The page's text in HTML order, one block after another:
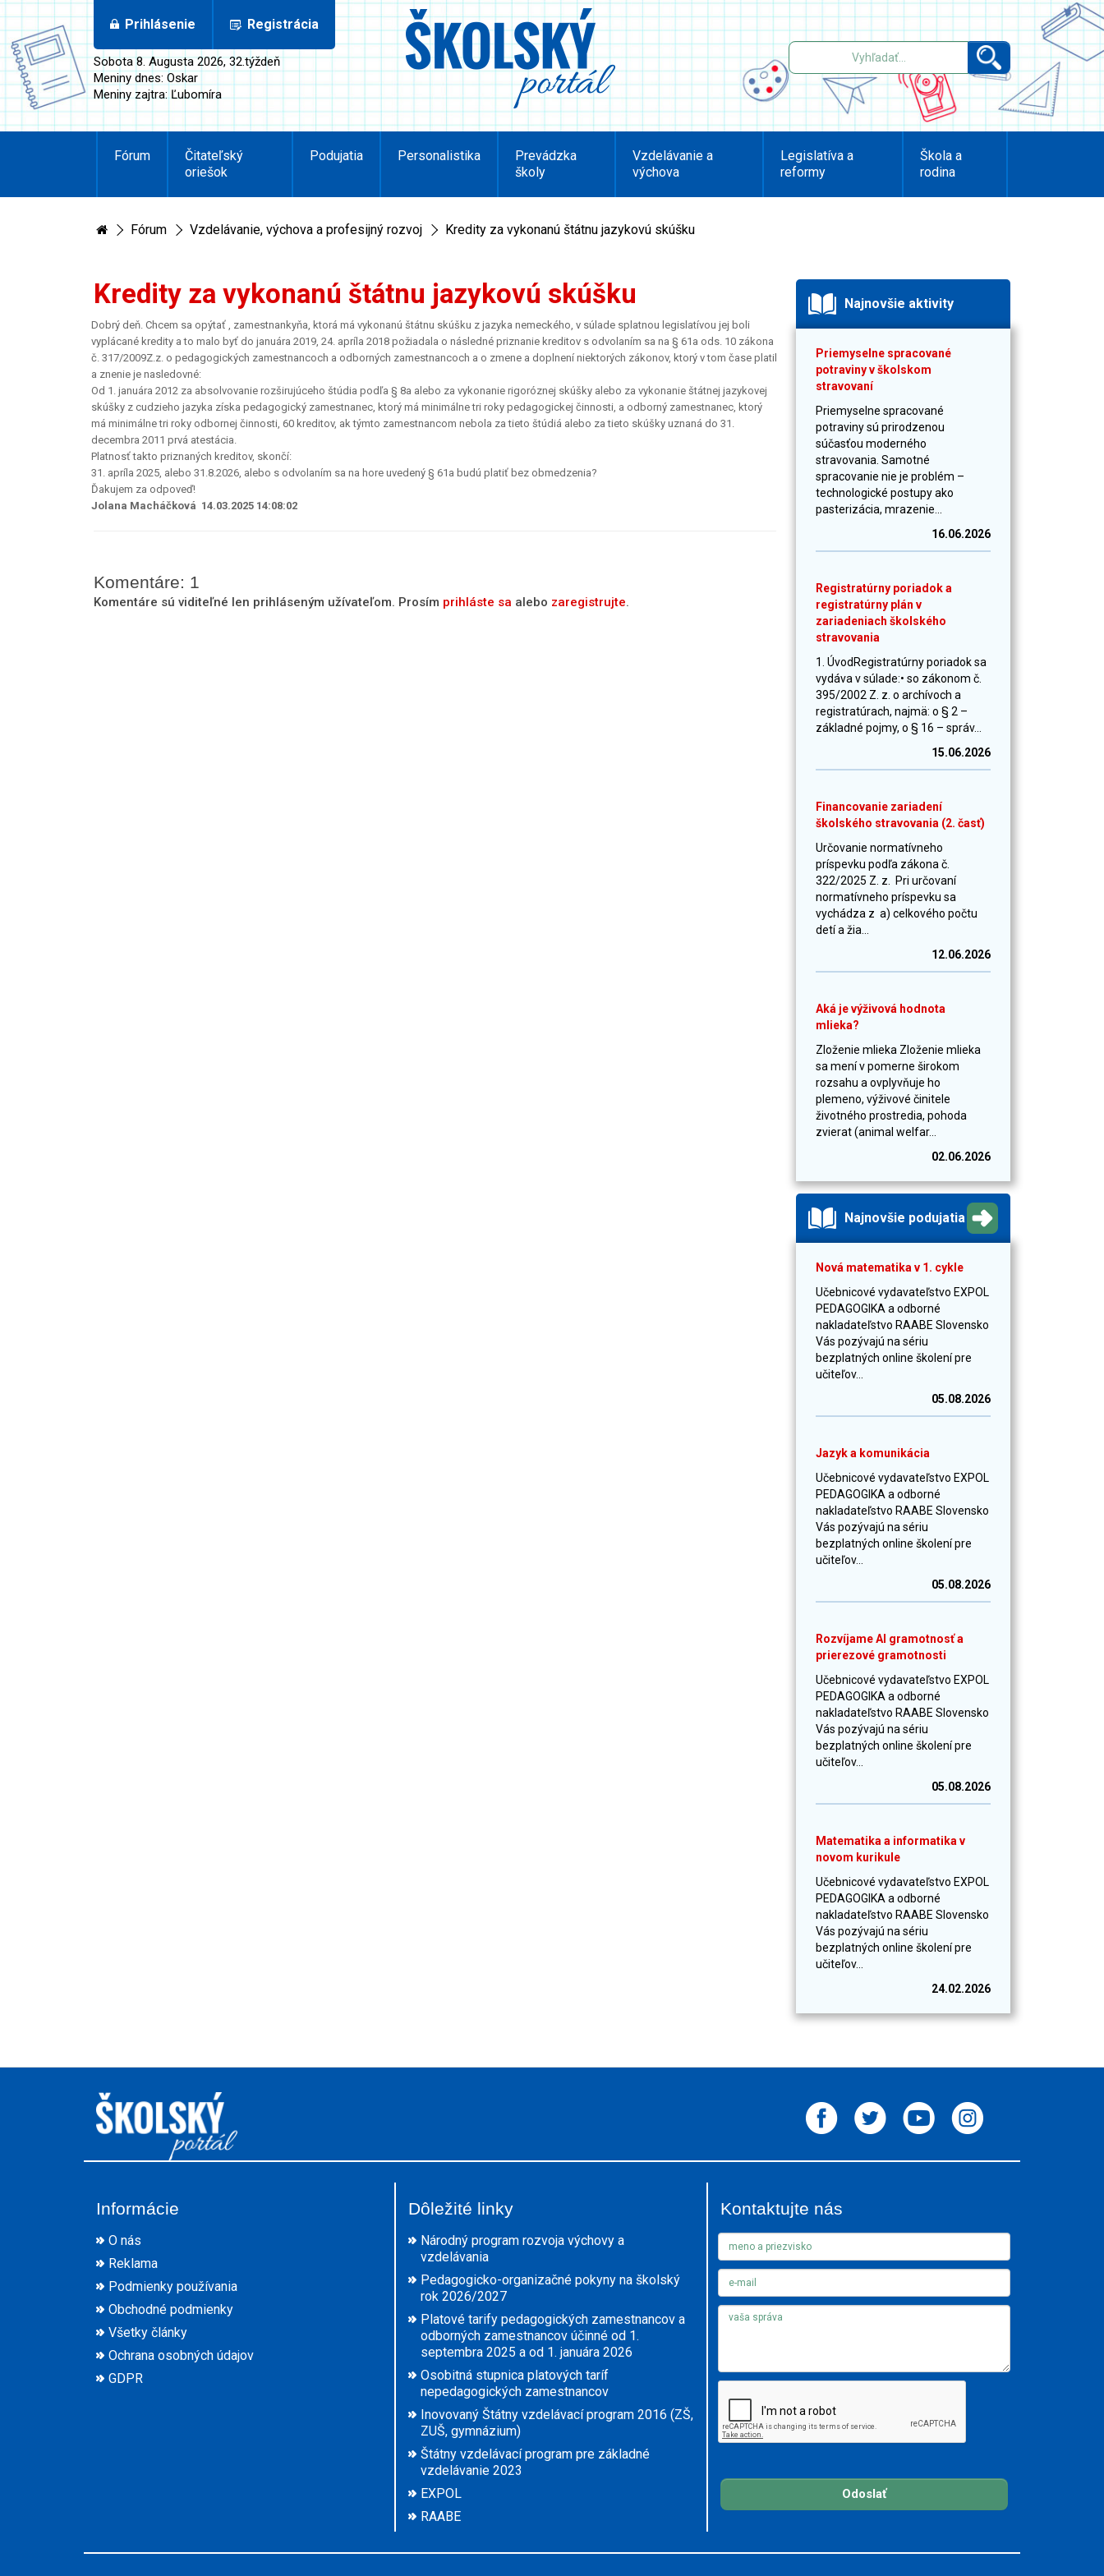
Prihlásenie Registrácia
Sobota 8. Augusta 2026, 32.týždeň
Meniny dnes: Oskar
Meniny zajtra: Ľubomíra
Fórum
Čitateľský
oriešok
Podujatia Personalistika
Prevádzka
školy
Vzdelávanie a
výchova
Legislatíva a
reformy
Škola a
rodina
Fórum Vzdelávanie, výchova a profesijný rozvoj Kredity za vykonanú štátnu jazykovú skúšku
Kredity za vykonanú štátnu jazykovú skúšku
Dobrý deň. Chcem sa opýtať , zamestnankyňa, ktorá má vykonanú štátnu skúšku z jazyka nemeckého, v súlade splatnou legislatívou jej boli
vyplácané kredity a to malo byť do januára 2019, 24. apríla 2018 požiadala o následné priznanie kreditov s odvolaním sa na § 61a ods. 10 zákona
č. 317/2009Z.z. o pedagogických zamestnancoch a odborných zamestnancoch a o zmene a doplnení niektorých zákonov, ktorý v tom čase platil
a znenie je nasledovné:
Od 1. januára 2012 za absolvovanie rozširujúceho štúdia podľa § 8a alebo za vykonanie rigoróznej skúšky alebo za vykonanie štátnej jazykovej
skúšky z cudzieho jazyka získa pedagogický zamestnanec, ktorý má minimálne tri roky pedagogickej činnosti, a odborný zamestnanec, ktorý
má minimálne tri roky odbornej činnosti, 60 kreditov, ak týmto zamestnancom nebola za tieto štúdiá alebo za tieto skúšky uznaná do 31.
decembra 2011 prvá atestácia.
Platnosť takto priznaných kreditov, skončí:
31. apríla 2025, alebo 31.8.2026, alebo s odvolaním sa na hore uvedený § 61a budú platiť bez obmedzenia?
Ďakujem za odpoveď!
Jolana Macháčková 14.03.2025 14:08:02
Komentáre: 1
Komentáre sú viditeľné len prihláseným užívateľom. Prosím prihláste sa alebo zaregistrujte.
Najnovšie aktivity
Priemyselne spracované
potraviny v školskom
stravovaní
Priemyselne spracované
potraviny sú prirodzenou
súčasťou moderného
stravovania. Samotné
spracovanie nie je problém –
technologické postupy ako
pasterizácia, mrazenie...
16.06.2026
Registratúrny poriadok a
registratúrny plán v
zariadeniach školského
stravovania
1. ÚvodRegistratúrny poriadok sa
vydáva v súlade:• so zákonom č.
395/2002 Z. z. o archívoch a
registratúrach, najmä: o § 2 –
základné pojmy, o § 16 – správ...
15.06.2026
Financovanie zariadení
školského stravovania (2. časť)
Určovanie normatívneho
príspevku podľa zákona č.
322/2025 Z. z. Pri určovaní
normatívneho príspevku sa
vychádza z a) celkového počtu
detí a žia...
12.06.2026
Aká je výživová hodnota
mlieka?
Zloženie mlieka Zloženie mlieka
sa mení v pomerne širokom
rozsahu a ovplyvňuje ho
plemeno, výživové činitele
životného prostredia, pohoda
zvierat (animal welfar...
02.06.2026
Najnovšie podujatia
Nová matematika v 1. cykle
Učebnicové vydavateľstvo EXPOL
PEDAGOGIKA a odborné
nakladateľstvo RAABE Slovensko
Vás pozývajú na sériu
bezplatných online školení pre
učiteľov...
05.08.2026
Jazyk a komunikácia
Učebnicové vydavateľstvo EXPOL
PEDAGOGIKA a odborné
nakladateľstvo RAABE Slovensko
Vás pozývajú na sériu
bezplatných online školení pre
učiteľov...
05.08.2026
Rozvíjame AI gramotnosť a
prierezové gramotnosti
Učebnicové vydavateľstvo EXPOL
PEDAGOGIKA a odborné
nakladateľstvo RAABE Slovensko
Vás pozývajú na sériu
bezplatných online školení pre
učiteľov...
05.08.2026
Matematika a informatika v
novom kurikule
Učebnicové vydavateľstvo EXPOL
PEDAGOGIKA a odborné
nakladateľstvo RAABE Slovensko
Vás pozývajú na sériu
bezplatných online školení pre
učiteľov...
24.02.2026
Informácie
O nás
Reklama
Podmienky používania
Obchodné podmienky
Všetky články
Ochrana osobných údajov
GDPR
Dôležité linky
Národný program rozvoja výchovy a
vzdelávania
Pedagogicko-organizačné pokyny na školský
rok 2026/2027
Platové tarify pedagogických zamestnancov a
odborných zamestnancov účinné od 1.
septembra 2025 a od 1. januára 2026
Osobitná stupnica platových taríf
nepedagogických zamestnancov
Inovovaný Štátny vzdelávací program 2016 (ZŠ,
ZUŠ, gymnázium)
Štátny vzdelávací program pre základné
vzdelávanie 2023
EXPOL
RAABE
Kontaktujte nás
Odoslať